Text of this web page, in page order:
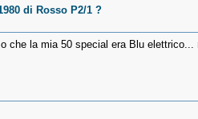
di Rosso P2/1 ?
la mia 50 special era Blu elettrico...